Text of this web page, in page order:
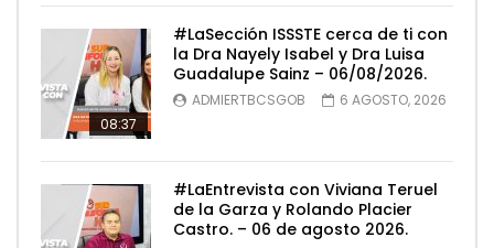
08:37
#LaSección ISSSTE cerca de ti con
la Dra Nayely Isabel y Dra Luisa
Guadalupe Sainz – 06/08/2026.
ADMIERTBCSGOB 6 AGOSTO, 2026
#LaEntrevista con Viviana Teruel
de la Garza y Rolando Placier
Castro. – 06 de agosto 2026.